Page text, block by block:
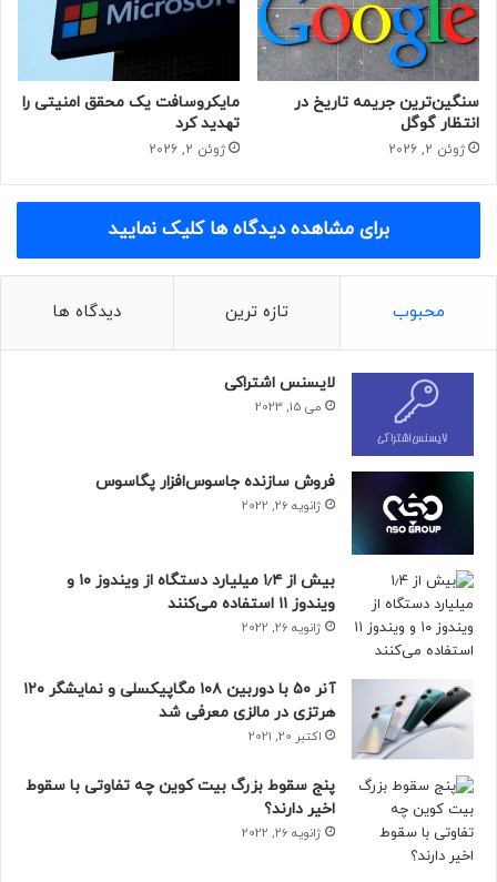
برچسب ها: عیسی زارع پور سایت دیوار اشکان
آرمندهی
سنگین‌ترین جریمه تاریخ در
انتظار گوگل
ژوئن 2, 2026
مایکروسافت یک محقق امنیتی را
تهدید کرد
ژوئن 2, 2026
برای مشاهده دیدگاه ها کلیک نمایید
محبوب تازه ترین دیدگاه ها
لایسنس اشتراکی
می 15, 2023
فروش سازنده جاسوس‌افزار پگاسوس
ژانویه 26, 2022
بیش از ۱٫۴ میلیارد دستگاه از ویندوز ۱۰ و
ویندوز ۱۱ استفاده می‌کنند
ژانویه 26, 2022
آنر ۵۰ با دوربین ۱۰۸ مگاپیکسلی و نمایشگر ۱۲۰
هرتزی در مالزی معرفی شد
اکتبر 20, 2021
پنج سقوط بزرگ بیت کوین چه تفاوتی با سقوط
اخیر دارند؟
ژانویه 26, 2022